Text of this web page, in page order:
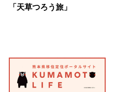
「天草つろう旅」